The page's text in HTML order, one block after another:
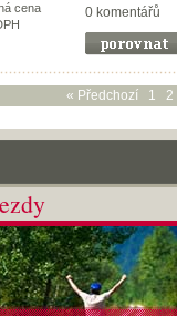
cena
0 komentářů
« Předchozí 1 2